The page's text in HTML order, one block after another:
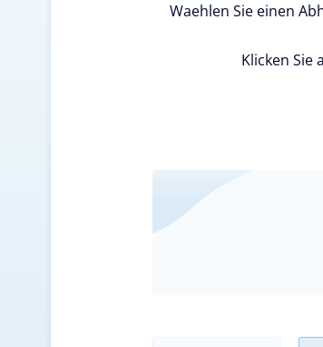
Waehlen Sie einen
Klicken Sie